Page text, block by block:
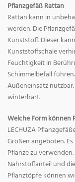
Pflanzgefäß Rattan
Rattan kann in
werden. Die
Kunststoff. Dieser
Kunststoffschale
Feuchtigkeit in
Schimmelbefall
Außeneinsatz
winterhart.
Welche Form können
LECHUZA
Größen angeboten.
Pflanze zu
Nährstoffanteil und
Pflanztöpfe können